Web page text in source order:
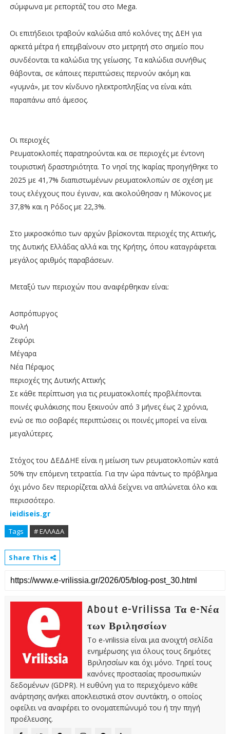
σύμφωνα με ρεπορτάζ του στο Mega.
Οι επιτήδειοι τραβούν καλώδια από κολόνες της ΔΕΗ για
αρκετά μέτρα ή επεμβαίνουν στο μετρητή στο σημείο που
συνδέονται τα καλώδια της γείωσης. Τα καλώδια συνήθως
θάβονται, σε κάποιες περιπτώσεις περνούν ακόμη και
«γυμνά», με τον κίνδυνο ηλεκτροπληξίας να είναι κάτι
παραπάνω από άμεσος.
Οι περιοχές
Ρευματοκλοπές παρατηρούνται και σε περιοχές με έντονη
τουριστική δραστηριότητα. Το νησί της Ικαρίας προηγήθηκε το
2025 με 41,7% διαπιστωμένων ρευματοκλοπών σε σχέση με
τους ελέγχους που έγιναν, και ακολούθησαν η Μύκονος με
37,8% και η Ρόδος με 22,3%.
Στο μικροσκόπιο των αρχών βρίσκονται περιοχές της Αττικής,
της Δυτικής Ελλάδας αλλά και της Κρήτης, όπου καταγράφεται
μεγάλος αριθμός παραβάσεων.
Μεταξύ των περιοχών που αναφέρθηκαν είναι:
Ασπρόπυργος
Φυλή
Ζεφύρι
Μέγαρα
Νέα Πέραμος
περιοχές της Δυτικής Αττικής
Σε κάθε περίπτωση για τις ρευματοκλοπές προβλέπονται
ποινές φυλάκισης που ξεκινούν από 3 μήνες έως 2 χρόνια,
ενώ σε πιο σοβαρές περιπτώσεις οι ποινές μπορεί να είναι
μεγαλύτερες.
Στόχος του ΔΕΔΔΗΕ είναι η μείωση των ρευματοκλοπών κατά
50% την επόμενη τετραετία. Για την ώρα πάντως το πρόβλημα
όχι μόνο δεν περιορίζεται αλλά δείχνει να απλώνεται όλο και
περισσότερο.
ieidiseis.gr
Tags # ΕΛΛΑΔΑ
Share This
About e-Vrilissa Τα e-Νέα
των Βριλησσίων
Το e-vrilissia είναι μια ανοιχτή σελίδα
ενημέρωσης για όλους τους δημότες
Βριλησσίων και όχι μόνο. Τηρεί τους
κανόνες προστασίας προσωπικών
δεδομένων (GDPR). Η ευθύνη για το περιεχόμενο κάθε
ανάρτησης ανήκει αποκλειστικά στον συντάκτη, ο οποίος
οφείλει να αναφέρει το ονοματεπώνυμό του ή την πηγή
προέλευσης.